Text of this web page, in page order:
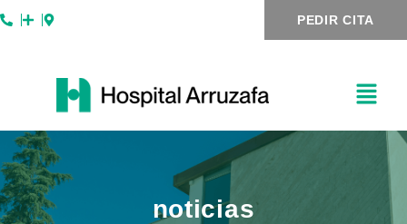
al
PEDIR CITA
noticias
de